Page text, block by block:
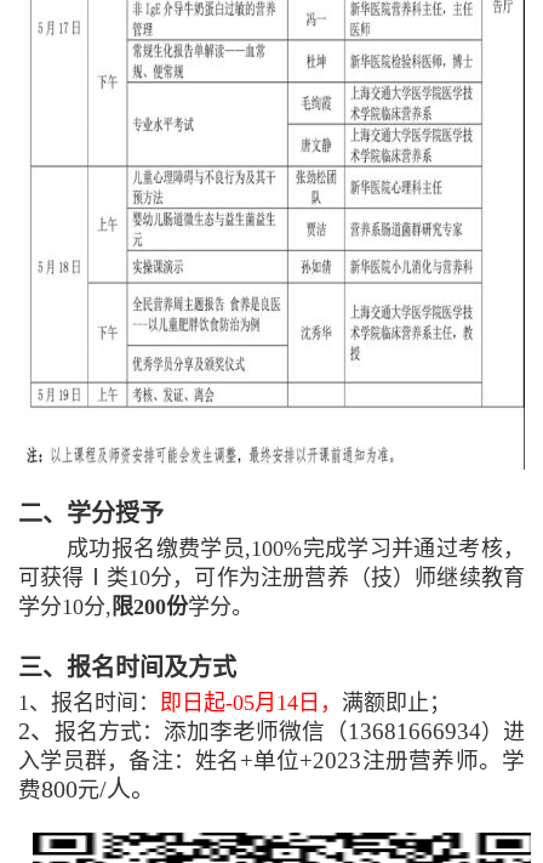
二、学分授予
成功报名缴费学员,100%完成学习并通过考核，
可获得 Ⅰ类10分 ，可作为注册营养（技）师继续教育
学分10分, 限200份学分。
三、报名 时间及方式
1、 报名时间： 即日起-05月14日， 满额即止；
2、 报名方式： 添加李老师微信（13681666934）进
入学员群，备注：姓名 +单位+2023注册营养师。学
费800元/人。